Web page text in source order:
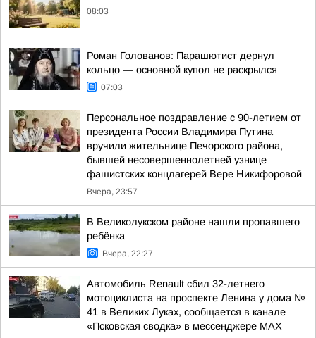
08:03
Роман Голованов: Парашютист дернул
кольцо — основной купол не раскрылся
07:03
Персональное поздравление с 90-летием от
президента России Владимира Путина
вручили жительнице Печорского района,
бывшей несовершеннолетней узнице
фашистских концлагерей Вере Никифоровой
Вчера, 23:57
В Великолукском районе нашли пропавшего
ребёнка
Вчера, 22:27
Автомобиль Renault сбил 32-летнего
мотоциклиста на проспекте Ленина у дома №
41 в Великих Луках, сообщается в канале
«Псковская сводка» в мессенджере MAX